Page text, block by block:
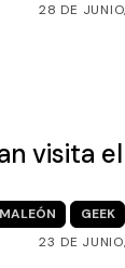
28 DE
visita
GEEK
23 DE